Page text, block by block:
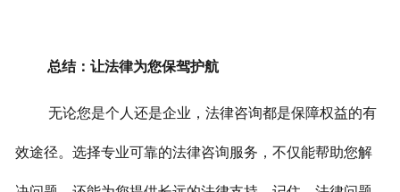
总结：让法律为您保驾护航
无论您是个人还是企业，法律咨询都是保障权益的有
效途径。选择专业可靠的法律咨询服务，不仅能帮助您解